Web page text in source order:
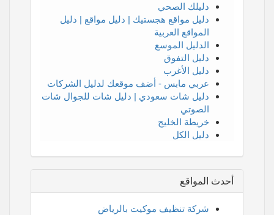
دليلك الصحي
دليل مواقع هجستيك | دليل مواقع | دليل
المواقع العربية
الدليل الموسع
دليل التفوق
دليل الأغرب
عربي مابس - أضف موقعك لدليل الشركات
دليل شات سعودي | دليل شات للجوال شات
الصوتي
خريطة الخليج
دليل الكل
أحدث المواقع
شركة تنظيف موكيت بالرياض